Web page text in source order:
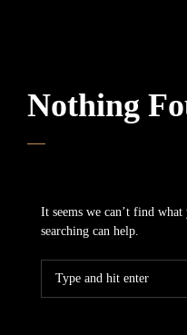
Nothing
It seems we can’t find
searching can help.